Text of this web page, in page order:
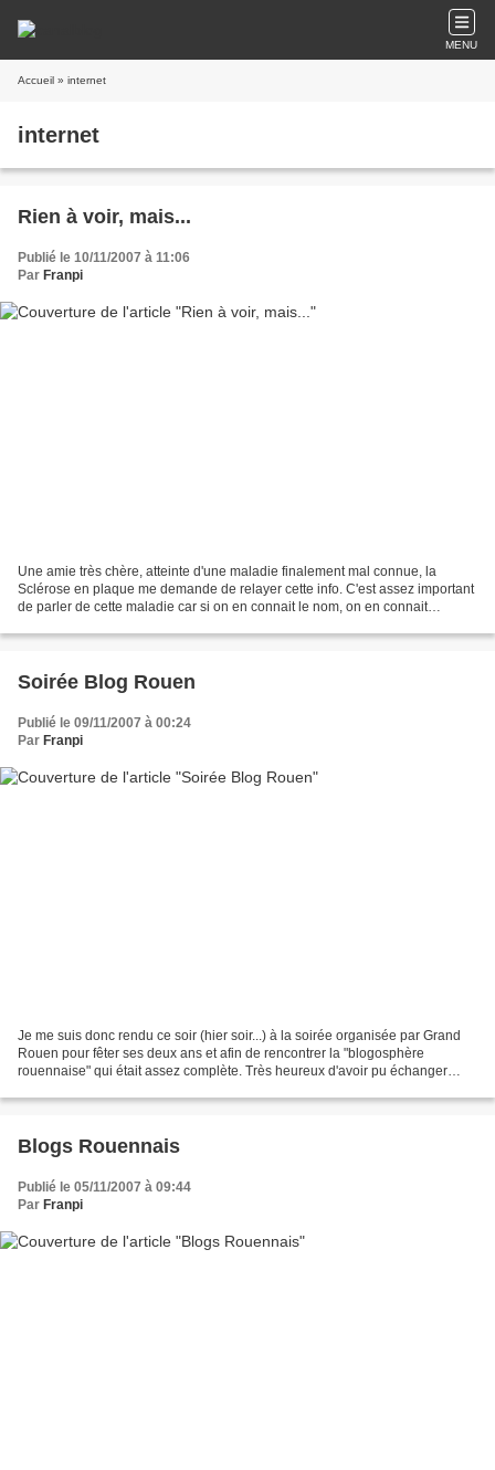
MENU
Accueil » internet
internet
Rien à voir, mais...
Publié le 10/11/2007 à 11:06
Par Franpi
Une amie très chère, atteinte d'une maladie finalement mal connue, la
Sclérose en plaque me demande de relayer cette info. C'est assez important
de parler de cette maladie car si on en connait le nom, on en connait
Soirée Blog Rouen
Publié le 09/11/2007 à 00:24
Par Franpi
Je me suis donc rendu ce soir (hier soir...) à la soirée organisée par Grand
Rouen pour fêter ses deux ans et afin de rencontrer la "blogosphère
rouennaise" qui était assez complète. Très heureux d'avoir pu échanger
Blogs Rouennais
Publié le 05/11/2007 à 09:44
Par Franpi